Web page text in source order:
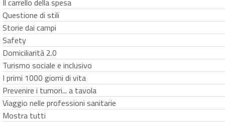
Il carrello della spesa
Questione di stili
Storie dai campi
Safety
Domiciliarità 2.0
Turismo sociale e inclusivo
I primi 1000 giorni di vita
Prevenire i tumori... a tavola
Viaggio nelle professioni sanitarie
Mostra tutti